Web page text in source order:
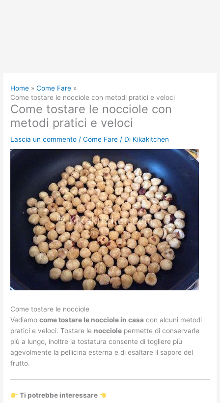
Home
Come Fare
Come tostare le nocciole con metodi pratici e veloci
Come tostare le nocciole con
metodi pratici e veloci
Lascia un commento /Come Fare / Di Kikakitchen
Come tostare le nocciole
Vediamocome tostare le nocciole in casa con alcuni metodi
pratici e veloci. Tostare le nocciole permette di conservarle
più a lungo, inoltre la tostatura consente di togliere più
agevolmente la pellicina esterna e di esaltare il sapore del
frutto.
Ti potrebbe interessare